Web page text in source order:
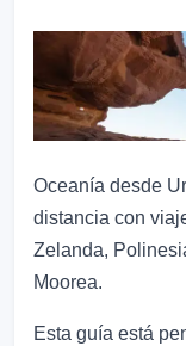
Oceanía desde
distancia con
Zelanda,
Moorea.
Esta guía está